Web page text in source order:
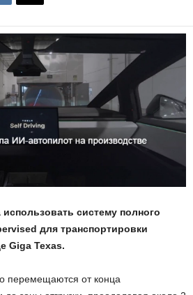
систему полного
для транспортировки
Giga Texas.
перемещаются от конца